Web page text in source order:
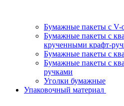
Бумажные пакеты с V-
Бумажные пакеты с
крученными крафт-
Бумажные пакеты с
Бумажные пакеты с
ручками
Уголки бумажные
Упаковочный материал